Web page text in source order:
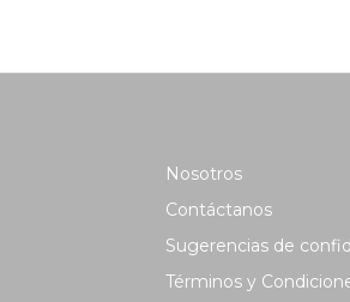
Nosotros
Contáctanos
Sugerencias de
Términos y